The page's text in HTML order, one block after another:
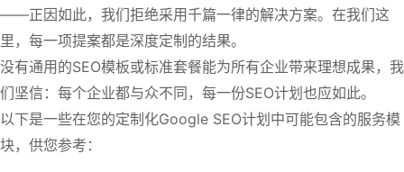
——正因如此，我们拒绝采用千篇一律的解决方案。在我们这
里，每一项提案都是深度定制的结果。
没有通用的SEO模板或标准套餐能为所有企业带来理想成果，我
们坚信：每个企业都与众不同，每一份SEO计划也应如此。
以下是一些在您的定制化Google SEO计划中可能包含的服务模
块，供您参考：